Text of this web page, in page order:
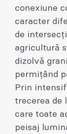
conexiune
caracter
de
agricultură
dizolvă
permițând
Prin
trecerea de
care toate
peisaj